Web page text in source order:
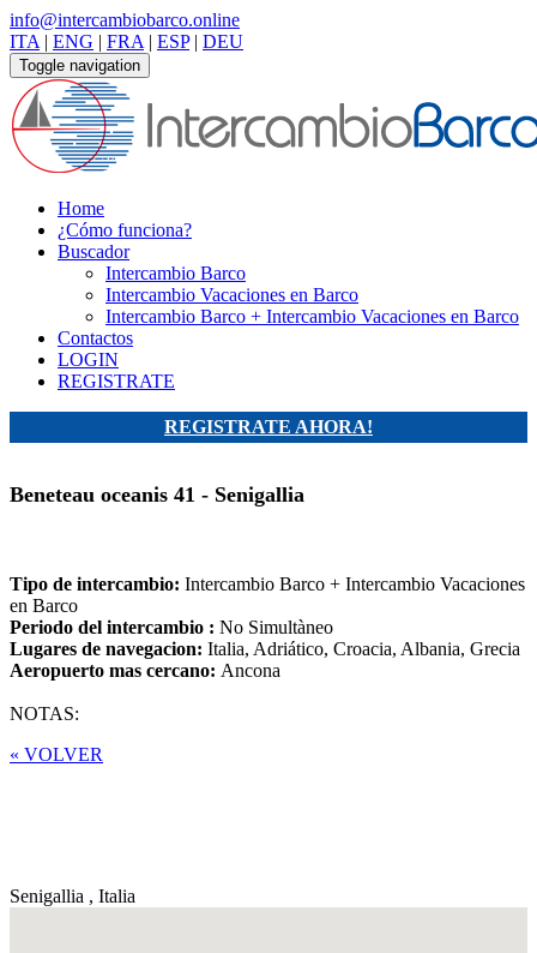
info@intercambiobarco.online
ITA | ENG | FRA | ESP| DEU
Toggle navigation
Home
¿Cómo funciona?
Buscador
Intercambio Barco
Intercambio Vacaciones en Barco
Intercambio Barco + Intercambio Vacaciones en Barco
Contactos
LOGIN
REGISTRATE
REGISTRATE AHORA!
Beneteau oceanis 41 - Senigallia
Tipo de intercambio: Intercambio Barco + Intercambio Vacaciones
en Barco
Periodo del intercambio : No Simultàneo
Lugares de navegacion: Italia, Adriático, Croacia, Albania, Grecia
Aeropuerto mas cercano: Ancona
NOTAS:
« VOLVER
Senigallia , Italia